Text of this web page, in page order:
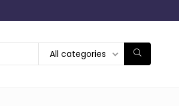
All categories